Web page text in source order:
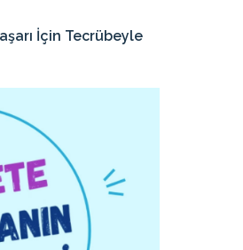
İçin Tecrübeyle